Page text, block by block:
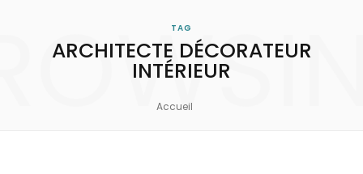
TAG
ARCHITECTE DÉCORATEUR
INTÉRIEUR
Accueil